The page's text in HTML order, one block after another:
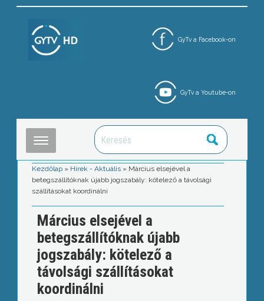
GyTv a Facebook-on
GyTv a Youtube-on
Kezdőlap » Hírek - Aktuális » Március elsejével a
betegszállítóknak újabb jogszabály: kötelező a távolsági
szállításokat koordinálni
Március elsejével a
betegszállítóknak újabb
jogszabály: kötelező a
távolsági szállításokat
koordinálni